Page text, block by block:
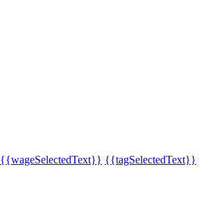
{{wageSelectedText}} {{tagSelectedText}}